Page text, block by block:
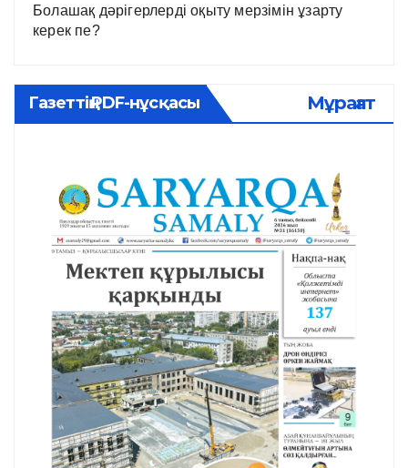
Болашақ дәрігерлерді оқыту мерзімін ұзарту
керек пе?
Газеттің PDF-нұсқасы Мұрағат